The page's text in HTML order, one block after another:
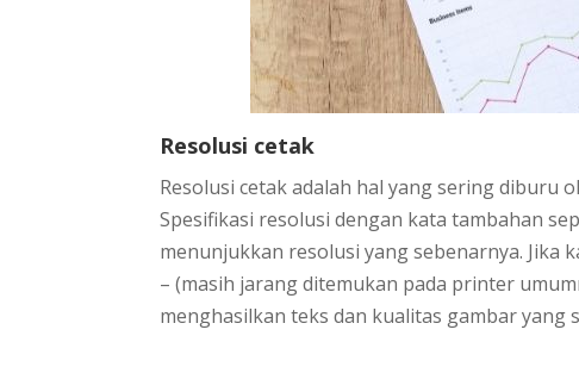
Resolusi cetak
Resolusi cetak adalah hal yang sering diburu
Spesifikasi resolusi dengan kata tambahan
menunjukkan resolusi yang sebenarnya. Jika
– (masih jarang ditemukan pada printer
menghasilkan teks dan kualitas gambar yang